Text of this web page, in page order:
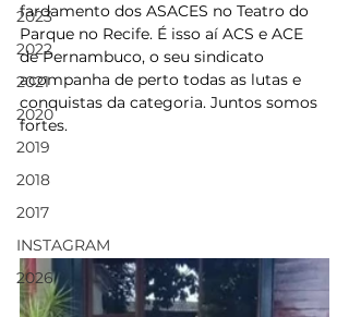
2023
2022
2021
2020
2019
2018
2017
INSTAGRAM
2026
fardamento dos ASACES no Teatro do
Parque no Recife. É isso aí ACS e ACE
de Pernambuco, o seu sindicato
acompanha de perto todas as lutas e
conquistas da categoria. Juntos somos
fortes.